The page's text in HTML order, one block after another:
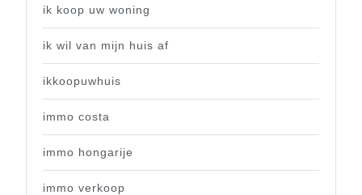
ik koop uw woning
ik wil van mijn huis af
ikkoopuwhuis
immo costa
immo hongarije
immo verkoop